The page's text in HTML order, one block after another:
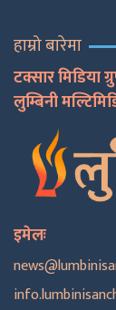
हाम्रो बारेमा
टक्सार मिडिया
लुम्बिनी
इमेलः